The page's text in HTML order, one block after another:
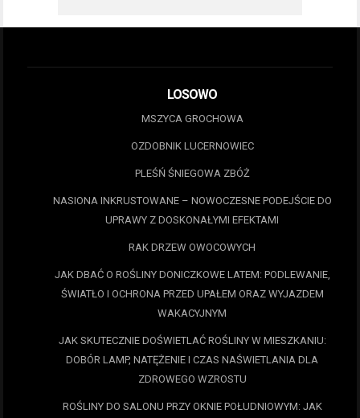
LOSOWO
MSZYCA GROCHOWA
OZDOBNIK LUCERNOWIEC
PLEŚŃ ŚNIEGOWA ZBÓŻ
NASIONA INKRUSTOWANE – NOWOCZESNE PODEJŚCIE DO
UPRAWY Z DOSKONAŁYMI EFEKTAMI
RAK DRZEW OWOCOWYCH
JAK DBAĆ O ROŚLINY DONICZKOWE LATEM: PODLEWANIE,
ŚWIATŁO I OCHRONA PRZED UPAŁEM ORAZ WYJAZDEM
WAKACYJNYM
JAK SKUTECZNIE DOŚWIETLAĆ ROŚLINY W MIESZKANIU:
DOBÓR LAMP, NATĘŻENIE I CZAS NAŚWIETLANIA DLA
ZDROWEGO WZROSTU
ROŚLINY DO SALONU PRZY OKNIE POŁUDNIOWYM: JAK